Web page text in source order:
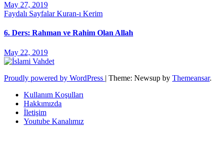
May 27, 2019
Faydalı SayfalarKuran-ı Kerim
6. Ders: Rahman ve Rahim Olan Allah
May 22, 2019
Proudly powered by WordPress | Theme: Newsup by Themeansar.
Kullanım Koşulları
Hakkımızda
İletişim
Youtube Kanalımız